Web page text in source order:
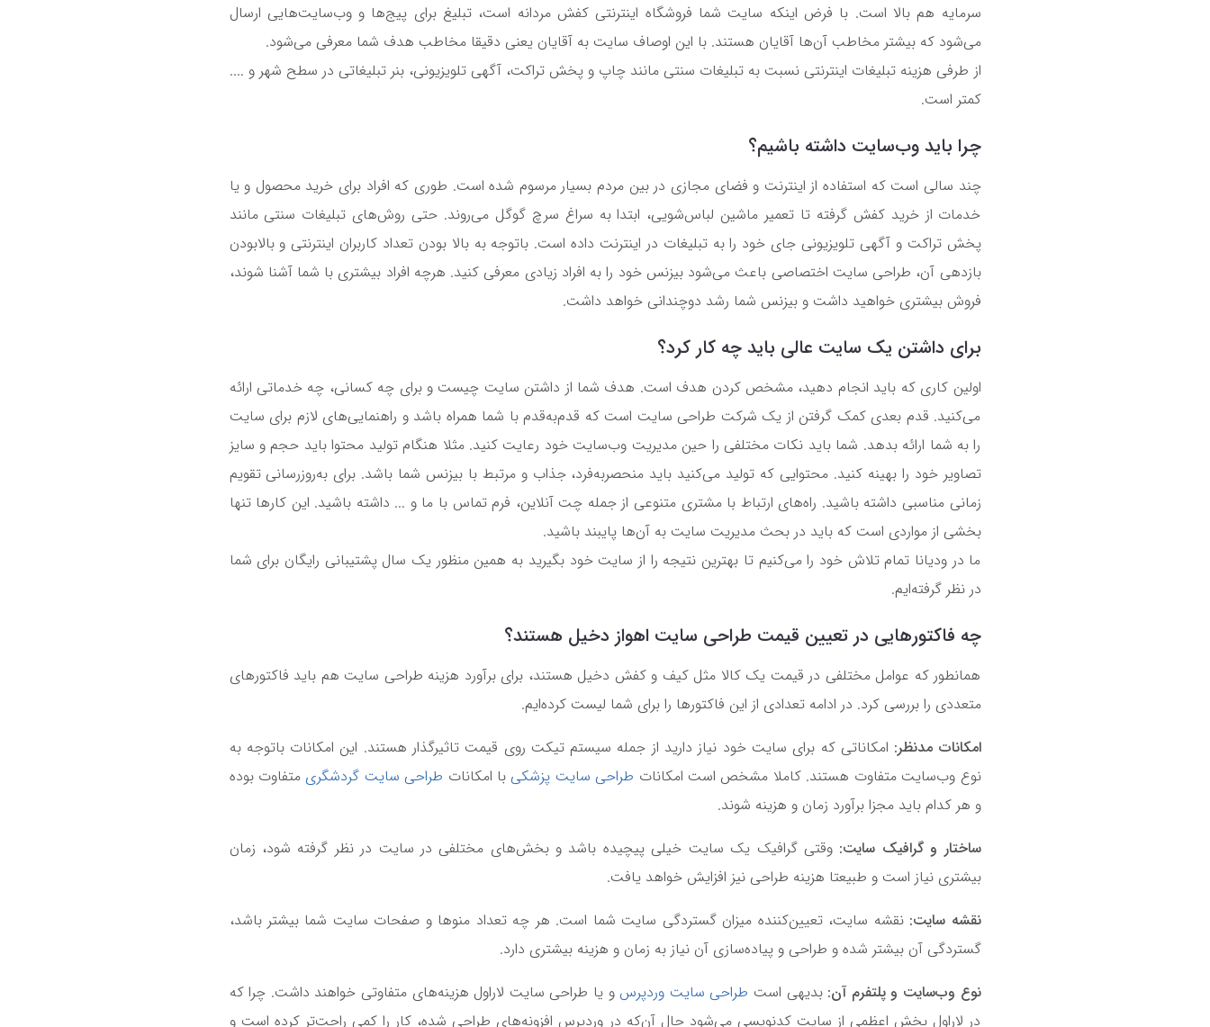
سرمایه هم بالا است. با فرض اینکه سایت شما فروشگاه اینترنتی کفش مردانه است، تبلیغ برای پیج‌ها و وب‌سایت‌هایی ارسال
می‌شود که بیشتر مخاطب آن‌ها آقایان هستند. با این اوصاف سایت به آقایان یعنی دقیقا مخاطب هدف شما معرفی می‌شود.
از طرفی هزینه تبلیغات اینترنتی نسبت به تبلیغات سنتی مانند چاپ و پخش تراکت، آگهی تلویزیونی، بنر تبلیغاتی در سطح شهر و ....
کمتر است.
چرا باید وب‌سایت داشته باشیم؟
چند سالی است که استفاده از اینترنت و فضای مجازی در بین مردم بسیار مرسوم شده است. طوری که افراد برای خرید محصول و یا
خدمات از خرید کفش گرفته تا تعمیر ماشین لباس‌شویی، ابتدا به سراغ سرچ گوگل می‌روند. حتی روش‌های تبلیغات سنتی مانند
پخش تراکت و آگهی تلویزیونی جای خود را به تبلیغات در اینترنت داده است. باتوجه به بالا بودن تعداد کاربران اینترنتی و بالابودن
بازدهی آن، طراحی سایت اختصاصی باعث می‌شود بیزنس خود را به افراد زیادی معرفی کنید. هرچه افراد بیشتری با شما آشنا شوند،
فروش بیشتری خواهید داشت و بیزنس شما رشد دوچندانی خواهد داشت.
برای داشتن یک سایت عالی باید چه کار کرد؟
اولین کاری که باید انجام دهید، مشخص کردن هدف است. هدف شما از داشتن سایت چیست و برای چه کسانی، چه خدماتی ارائه
می‌کنید. قدم بعدی کمک گرفتن از یک شرکت طراحی سایت است که قدم‌به‌قدم با شما همراه باشد و راهنمایی‌های لازم برای سایت
را به شما ارائه بدهد. شما باید نکات مختلفی را حین مدیریت وب‌سایت خود رعایت کنید. مثلا هنگام تولید محتوا باید حجم و سایز
تصاویر خود را بهینه کنید. محتوایی که تولید می‌کنید باید منحصربه‌فرد، جذاب و مرتبط با بیزنس شما باشد. برای به‌روزرسانی تقویم
زمانی مناسبی داشته باشید. راه‌های ارتباط با مشتری متنوعی از جمله چت آنلاین، فرم تماس با ما و ... داشته باشید. این کارها تنها
بخشی از مواردی است که باید در بحث مدیریت سایت به آن‌ها پایبند باشید.
ما در ودیانا تمام تلاش خود را می‌کنیم تا بهترین نتیجه را از سایت خود بگیرید به همین منظور یک سال پشتیبانی رایگان برای شما
در نظر گرفته‌ایم.
چه فاکتورهایی در تعیین قیمت طراحی سایت اهواز دخیل هستند؟
همانطور که عوامل مختلفی در قیمت یک کالا مثل کیف و کفش دخیل هستند، برای برآورد هزینه طراحی سایت هم باید فاکتورهای
متعددی را بررسی کرد. در ادامه تعدادی از این فاکتورها را برای شما لیست کرده‌ایم.
امکانات مدنظر: امکاناتی که برای سایت خود نیاز دارید از جمله سیستم تیکت روی قیمت تاثیرگذار هستند. این امکانات باتوجه به
نوع وب‌سایت متفاوت هستند. کاملا مشخص است امکانات طراحی سایت پزشکی با امکانات طراحی سایت گردشگری متفاوت بوده
و هر کدام باید مجزا برآورد زمان و هزینه شوند.
ساختار و گرافیک سایت: وقتی گرافیک یک سایت خیلی پیچیده باشد و بخش‌های مختلفی در سایت در نظر گرفته شود، زمان
بیشتری نیاز است و طبیعتا هزینه طراحی نیز افزایش خواهد یافت.
نقشه سایت: نقشه سایت، تعیین‌کننده میزان گستردگی سایت شما است. هر چه تعداد منوها و صفحات سایت شما بیشتر باشد،
گستردگی آن بیشتر شده و طراحی و پیاده‌سازی آن نیاز به زمان و هزینه بیشتری دارد.
نوع وب‌سایت و پلتفرم آن: بدیهی است طراحی سایت وردپرسو یا طراحی سایت لاراول هزینه‌های متفاوتی خواهند داشت. چرا که
در لاراول بخش اعظمی از سایت کدنویسی می‌شود حال آن‌که در وردپرس افزونه‌های طراحی شده، کار را کمی راحت‌تر کرده است و